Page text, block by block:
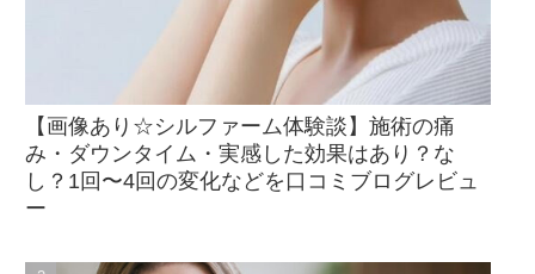
【画像あり☆シルファーム体験談】施術の痛
み・ダウンタイム・実感した効果はあり？な
し？1回〜4回の変化などを口コミブログレビュ
ー